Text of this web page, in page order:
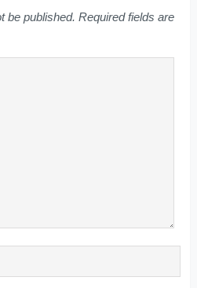
be published. Required fields are